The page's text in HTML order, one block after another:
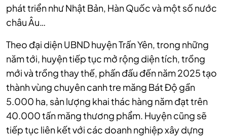
phát triển như Nhật Bản, Hàn Quốc và một số nước
châu Âu…
Theo đại diện UBND huyện Trấn Yên, trong những
năm tới, huyện tiếp tục mở rộng diện tích, trồng
mới và trồng thay thế, phấn đấu đến năm 2025 tạo
thành vùng chuyên canh tre măng Bát Độ gần
5.000 ha, sản lượng khai thác hàng năm đạt trên
40.000 tấn măng thương phẩm. Huyện cũng sẽ
tiếp tục liên kết với các doanh nghiệp xây dựng